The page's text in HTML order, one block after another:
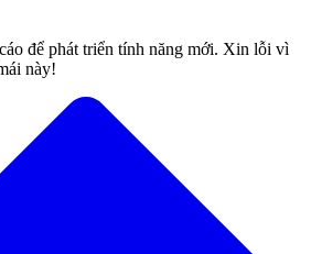
để phát triển tính năng mới. Xin lỗi vì
này!